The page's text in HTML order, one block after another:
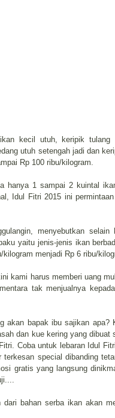
kecil utuh, keripik tulang
utuh setengah jadi dan
Rp 100 ribu/kilogram.
hanya 1 sampai 2 kuintal
Idul Fitri 2015 ini
menyebutkan selain
yaitu jenis-jenis ikan
menjadi Rp 6 ribu/
kami harus memberi uang
tak menjualnya
akan bapak ibu sajikan apa?
dan kue kering yang dibuat
Coba untuk lebaran Idul
special dibanding
gratis yang langsung
bahan serba ikan akan